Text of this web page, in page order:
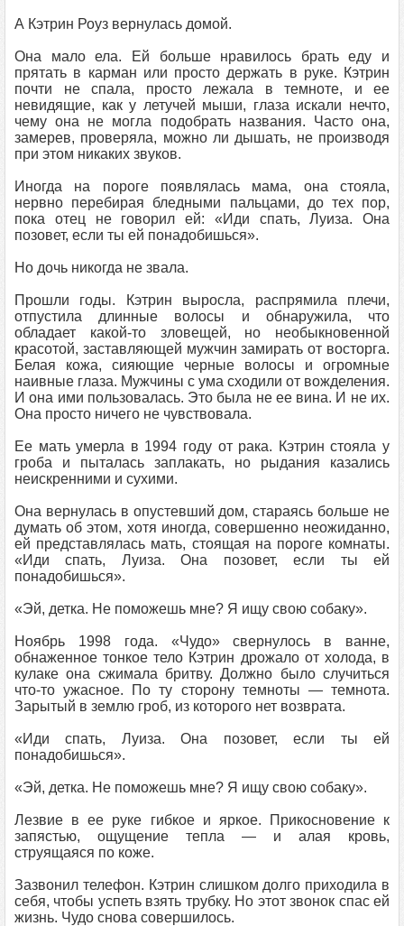
А Кэтрин Роуз вернулась домой.
Она мало ела. Ей больше нравилось брать еду и
прятать в карман или просто держать в руке. Кэтрин
почти не спала, просто лежала в темноте, и ее
невидящие, как у летучей мыши, глаза искали нечто,
чему она не могла подобрать названия. Часто она,
замерев, проверяла, можно ли дышать, не производя
при этом никаких звуков.
Иногда на пороге появлялась мама, она стояла,
нервно перебирая бледными пальцами, до тех пор,
пока отец не говорил ей: «Иди спать, Луиза. Она
позовет, если ты ей понадобишься».
Но дочь никогда не звала.
Прошли годы. Кэтрин выросла, распрямила плечи,
отпустила длинные волосы и обнаружила, что
обладает какой-то зловещей, но необыкновенной
красотой, заставляющей мужчин замирать от восторга.
Белая кожа, сияющие черные волосы и огромные
наивные глаза. Мужчины с ума сходили от вожделения.
И она ими пользовалась. Это была не ее вина. И не их.
Она просто ничего не чувствовала.
Ее мать умерла в 1994 году от рака. Кэтрин стояла у
гроба и пыталась заплакать, но рыдания казались
неискренними и сухими.
Она вернулась в опустевший дом, стараясь больше не
думать об этом, хотя иногда, совершенно неожиданно,
ей представлялась мать, стоящая на пороге комнаты.
«Иди спать, Луиза. Она позовет, если ты ей
понадобишься».
«Эй, детка. Не поможешь мне? Я ищу свою собаку».
Ноябрь 1998 года. «Чудо» свернулось в ванне,
обнаженное тонкое тело Кэтрин дрожало от холода, в
кулаке она сжимала бритву. Должно было случиться
что-то ужасное. По ту сторону темноты — темнота.
Зарытый в землю гроб, из которого нет возврата.
«Иди спать, Луиза. Она позовет, если ты ей
понадобишься».
«Эй, детка. Не поможешь мне? Я ищу свою собаку».
Лезвие в ее руке гибкое и яркое. Прикосновение к
запястью, ощущение тепла — и алая кровь,
струящаяся по коже.
Зазвонил телефон. Кэтрин слишком долго приходила в
себя, чтобы успеть взять трубку. Но этот звонок спас ей
жизнь. Чудо снова совершилось.